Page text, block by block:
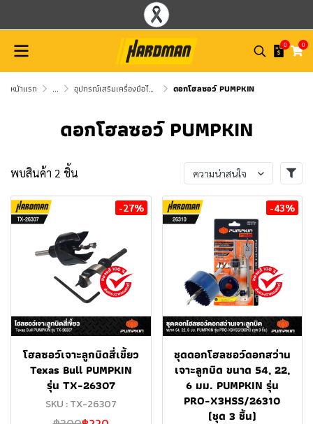
0 0
หน้าแรก ... อุปกรณ์เสริมเครื่องมือไฟฟ้า PUMPKIN ดอกโฮลซอว์ PUMPKIN
ดอกโฮลซอว์ PUMPKIN
พบสินค้า 2 ชิ้น ความน่าสนใจ
-27%
โฮลซอว์เจาะลูกบิดสี่เขี้ยว
Texas Bull PUMPKIN
รุ่น TX-26307
SKU : TX-26307
-43%
ชุดดอกโฮลซอว์ดอกสว่าน
เจาะลูกบิด ขนาด 54, 22,
6 มม. PUMPKIN รุ่น
PRO-X3HSS/26310
(ชุด 3 ชิ้น)